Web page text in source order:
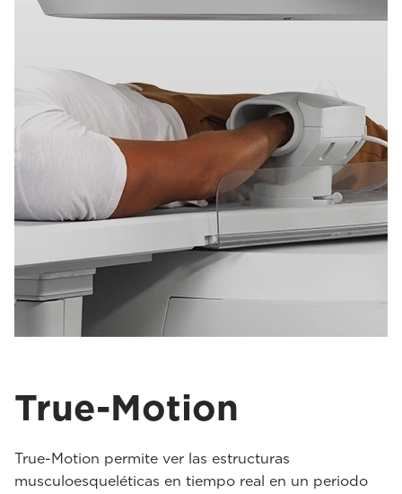
True-Motion
True-Motion permite ver las estructuras
musculoesqueléticas en tiempo real en un periodo